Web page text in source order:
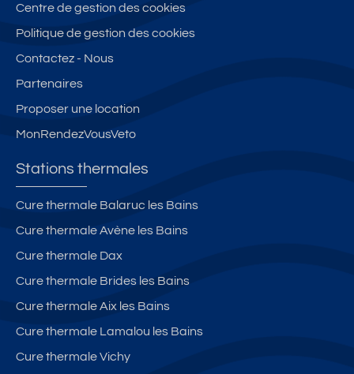
Centre de gestion des cookies
Politique de gestion des cookies
Contactez - Nous
Partenaires
Proposer une location
MonRendezVousVeto
Stations thermales
Cure thermale Balaruc les Bains
Cure thermale Avène les Bains
Cure thermale Dax
Cure thermale Brides les Bains
Cure thermale Aix les Bains
Cure thermale Lamalou les Bains
Cure thermale Vichy